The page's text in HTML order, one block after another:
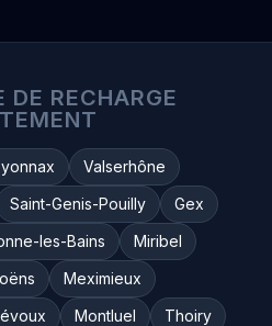
DE RECHARGE
Valserhône
Saint-Genis-Pouilly
Gex
les-Bains
Miribel
Meximieux
Montluel
Thoiry